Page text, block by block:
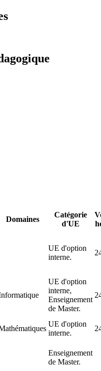
Domaines
Catégorie
d'UE
UE d'option
interne.
UE d'option
interne,
Enseignement
de Master.
UE d'option
interne.
Enseignement
de Master.